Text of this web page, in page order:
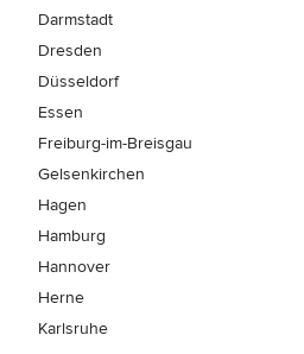
Darmstadt
Dresden
Düsseldorf
Essen
Freiburg-im-Breisgau
Gelsenkirchen
Hagen
Hamburg
Hannover
Herne
Karlsruhe